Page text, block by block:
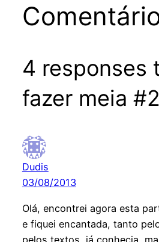
4 responses
fazer meia
Dudis
03/08/2013
Olá, encontrei agora esta
e fiquei encantada, tanto
pelos textos, já conhecia,